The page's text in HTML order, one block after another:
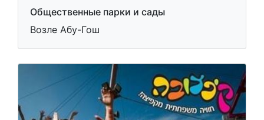
Общественные парки и сады
Возле Абу-Гош